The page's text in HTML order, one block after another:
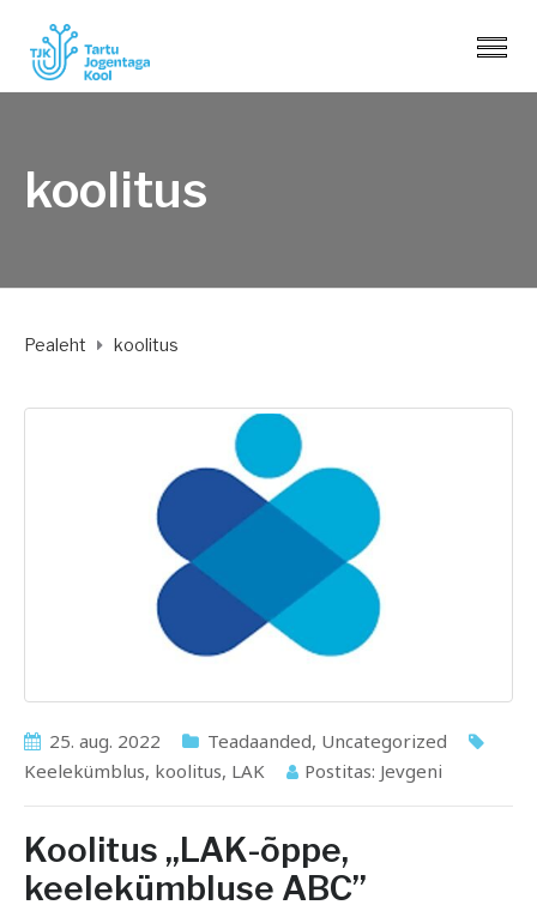
koolitus
Pealeht koolitus
25. aug. 2022 Teadaanded, Uncategorized
Keelekümblus, koolitus, LAK Postitas: Jevgeni
Koolitus „LAK-õppe,
keelekümbluse ABC”